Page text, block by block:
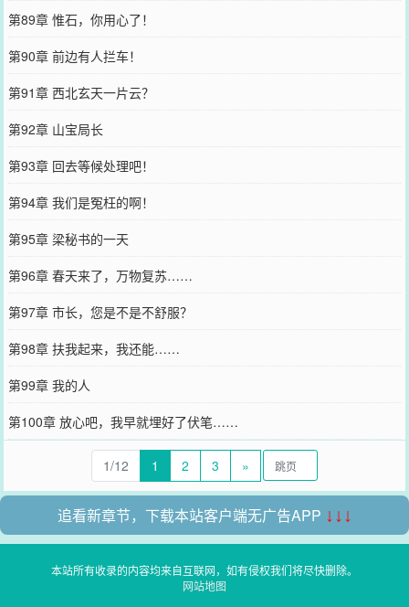
第89章 惟石，你用心了！
第90章 前边有人拦车！
第91章 西北玄天一片云？
第92章 山宝局长
第93章 回去等候处理吧！
第94章 我们是冤枉的啊！
第95章 梁秘书的一天
第96章 春天来了，万物复苏……
第97章 市长，您是不是不舒服？
第98章 扶我起来，我还能……
第99章 我的人
第100章 放心吧，我早就埋好了伏笔……
1/12 1 2 3 »
追看新章节，下载本站客户端无广告APP ↓↓↓
本站所有收录的内容均来自互联网，如有侵权我们将尽快删除。
网站地图